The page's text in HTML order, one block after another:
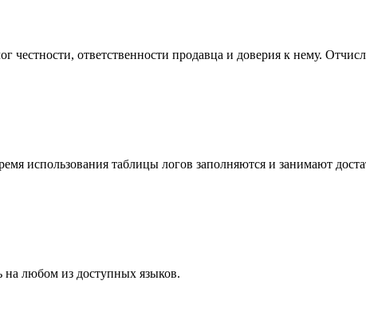
честности, ответственности продавца и доверия к нему.
использования таблицы логов заполняются и занимают
на любом из доступных языков.